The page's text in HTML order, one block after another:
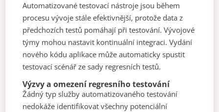
Automatizované testovací nástroje jsou během
procesu vývoje stále efektivnější, protože data z
předchozích testů pomáhají při testování. Vývojové
týmy mohou nastavit kontinuální integraci. Vydání
nového kódu aplikace může automaticky spustit
testovací scénář ze sady regresních testů.
Výzvy a omezení regresního testování
Žádný typ služby automatizovaného testování
nedokáže identifikovat všechny potenciální